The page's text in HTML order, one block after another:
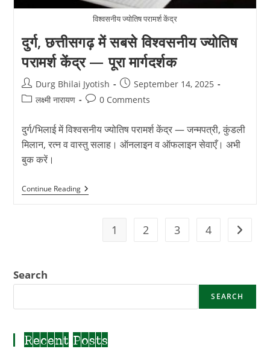
विश्वसनीय ज्योतिष परामर्श केंद्र
दुर्ग, छत्तीसगढ़ में सबसे विश्वसनीय ज्योतिष
परामर्श केंद्र — पूरा मार्गदर्शक
Post
author:
Durg Bhilai Jyotish
Post
published:
September 14, 2025
Postलक्ष्मी नारायण
Post0 Comments
दुर्ग/भिलाई में विश्वसनीय ज्योतिष परामर्श केंद्र — जन्मपत्री, कुंडली
मिलान, रत्न व वास्तु सलाह। ऑनलाइन व ऑफलाइन सेवाएँ। अभी
बुक करें।
Continue Readingदुर्ग,
छत्तीसगढ़
मार्गदर्शक
1 2 3 4 Go to
Search
SEARCH
Recent Posts